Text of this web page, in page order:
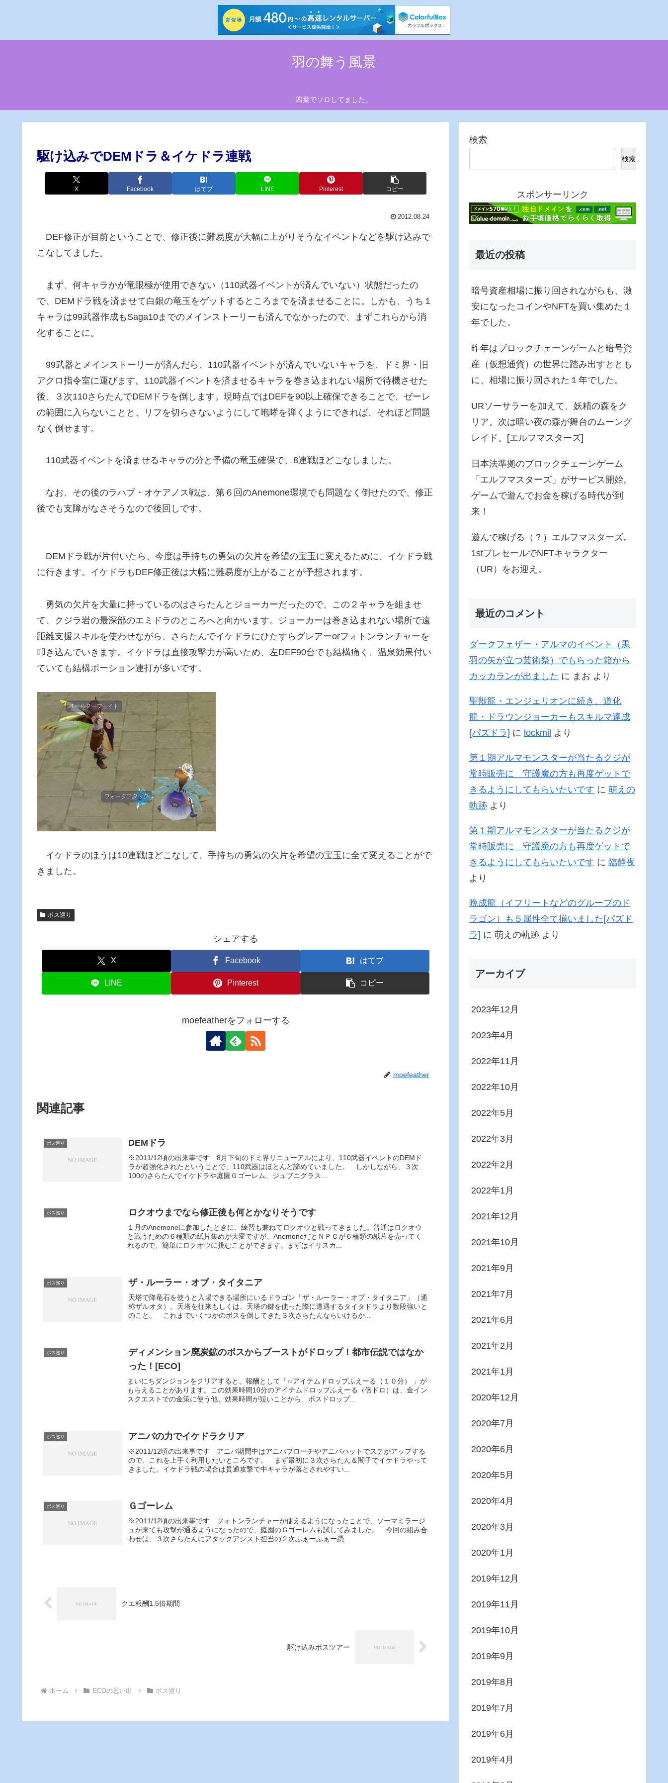
羽の舞う風景
四葉でソロしてました。
駆け込みでDEMドラ＆イケドラ連戦
X Facebook はてブ LINE Pinterest コピー
2012.08.24
DEF修正が目前ということで、修正後に難易度が大幅に上がりそうなイベントなどを駆け込みで
こなしてました。
まず、何キャラかが竜眼極が使用できない（110武器イベントが済んでいない）状態だったの
で、DEMドラ戦を済ませて白銀の竜玉をゲットするところまでを済ませることに。しかも、うち１
キャラは99武器作成もSaga10までのメインストーリーも済んでなかったので、まずこれらから消
化することに。
99武器とメインストーリーが済んだら、110武器イベントが済んでいないキャラを、ドミ界・旧
アクロ指令室に運びます。110武器イベントを済ませるキャラを巻き込まれない場所で待機させた
後、３次110さらたんでDEMドラを倒します。現時点ではDEFを90以上確保できることで、ゼーレ
の範囲に入らないことと、リフを切らさないようにして咆哮を弾くようにできれば、それほど問題
なく倒せます。
110武器イベントを済ませるキャラの分と予備の竜玉確保で、8連戦ほどこなしました。
なお、その後のラハブ・オケアノス戦は、第６回のAnemone環境でも問題なく倒せたので、修正
後でも支障がなさそうなので後回しです。
DEMドラ戦が片付いたら、今度は手持ちの勇気の欠片を希望の宝玉に変えるために、イケドラ戦
に行きます。イケドラもDEF修正後は大幅に難易度が上がることが予想されます。
勇気の欠片を大量に持っているのはさらたんとジョーカーだったので、この２キャラを組ませ
て、クジラ岩の最深部のエミドラのところへと向かいます。ジョーカーは巻き込まれない場所で遠
距離支援スキルを使わせながら、さらたんでイケドラにひたすらグレアーorフォトンランチャーを
叩き込んでいきます。イケドラは直接攻撃力が高いため、左DEF90台でも結構痛く、温泉効果付い
ていても結構ポーション連打が多いです。
イケドラのほうは10連戦ほどこなして、手持ちの勇気の欠片を希望の宝玉に全て変えることがで
きました。
ボス巡り
シェアする
X Facebook はてブ
LINE Pinterest コピー
moefeatherをフォローする
moefeather
関連記事
ボス巡り DEMドラ
※2011/12頃の出来事です 8月下旬のドミ界リニューアルにより、110武器イベントのDEMド
ラが超強化されたということで、110武器はほとんど諦めていました。 しかしながら、３次
100のさらたんでイケドラや庭園Ｇゴーレム、ジュブニグラス...
ボス巡り ロクオウまでなら修正後も何とかなりそうです
１月のAnemoneに参加したときに、練習も兼ねてロクオウと戦ってきました。普通はロクオウ
と戦うための６種類の紙片集めが大変ですが、AnemoneだとＮＰＣが６種類の紙片を売ってく
れるので、簡単にロクオウに挑むことができます。まずはイリスカ...
ボス巡り ザ・ルーラー・オブ・タイタニア
天塔で降竜石を使うと入場できる場所にいるドラゴン「ザ・ルーラー・オブ・タイタニア」（通
称ザルオタ）。天塔を往来もしくは、天塔の鍵を使った際に遭遇するタイタドラより数段強いと
のこと。 これまでいくつかのボスを倒してきた３次さらたんならいけるか...
ボス巡り
ディメンション廃炭鉱のボスからブーストがドロップ！都市伝説ではなか
った！[ECO]
まいにちダンジョンをクリアすると、報酬として「∽アイテムドロップふえーる（１０分） 」が
もらえることがあります。この効果時間10分のアイテムドロップふえーる（倍ドロ）は、金イン
スクエストでの金策に使う他、効果時間が短いことから、ボスドロップ...
ボス巡り アニバの力でイケドラクリア
※2011/12頃の出来事です アニバ期間中はアニバブローチやアニバハットでステがアップする
ので、これを上手く利用したいところです。 まず最初に３次さらたん＆闇子でイケドラやって
きました。イケドラ戦の場合は貫通攻撃で中キャラが落とされやすい...
ボス巡り Ｇゴーレム
※2011/12頃の出来事です フォトンランチャーが使えるようになったことで、ソーマミラージ
ュが来ても攻撃が通るようになったので、庭園のＧゴーレムも試してみました。 今回の組み合
わせは、３次さらたんにアタックアシスト担当の２次ふぁーふぁー憑...
クエ報酬1.5倍期間
駆け込みボスツアー
ホーム ECOの思い出 ボス巡り
検索
検索
スポンサーリンク
最近の投稿
暗号資産相場に振り回されながらも、激
安になったコインやNFTを買い集めた１
年でした。
昨年はブロックチェーンゲームと暗号資
産（仮想通貨）の世界に踏み出すととも
に、相場に振り回された１年でした。
URソーサラーを加えて、妖精の森をク
リア。次は暗い夜の森が舞台のムーング
レイド。[エルフマスターズ]
日本法準拠のブロックチェーンゲーム
「エルフマスターズ」がサービス開始。
ゲームで遊んでお金を稼げる時代が到
来！
遊んで稼げる（？）エルフマスターズ。
1stプレセールでNFTキャラクター
（UR）をお迎え。
最近のコメント
ダークフェザー・アルマのイベント（黒
羽の矢が立つ芸術祭）でもらった箱から
カッカランが出ました に まお より
聖獣龍・エンジェリオンに続き、道化
龍・ドラウンジョーカーもスキルマ達成
[パズドラ] に lockmil より
第１期アルマモンスターが当たるクジが
常時販売に 守護魔の方も再度ゲットで
きるようにしてもらいたいです に 萌えの
軌跡 より
第１期アルマモンスターが当たるクジが
常時販売に 守護魔の方も再度ゲットで
きるようにしてもらいたいです に 臨静夜
より
晩成龍（イフリートなどのグループのド
ラゴン）も５属性全て揃いました[パズド
ラ] に 萌えの軌跡 より
アーカイブ
2023年12月
2023年4月
2022年11月
2022年10月
2022年5月
2022年3月
2022年2月
2022年1月
2021年12月
2021年10月
2021年9月
2021年7月
2021年6月
2021年2月
2021年1月
2020年12月
2020年7月
2020年6月
2020年5月
2020年4月
2020年3月
2020年1月
2019年12月
2019年11月
2019年10月
2019年9月
2019年8月
2019年7月
2019年6月
2019年4月